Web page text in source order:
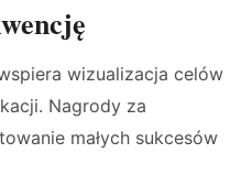
wizualizacja celów
Nagrody za
małych sukcesów